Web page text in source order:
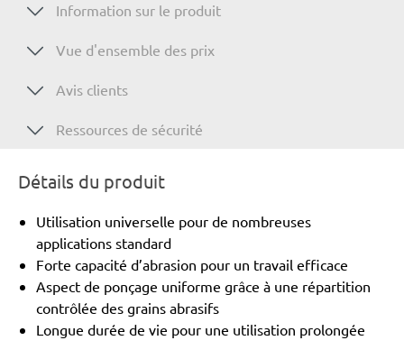
Information sur le produit
Vue d'ensemble des prix
Avis clients
Ressources de sécurité
Détails du produit
Utilisation universelle pour de nombreuses
applications standard
Forte capacité d’abrasion pour un travail efficace
Aspect de ponçage uniforme grâce à une répartition
contrôlée des grains abrasifs
Longue durée de vie pour une utilisation prolongée